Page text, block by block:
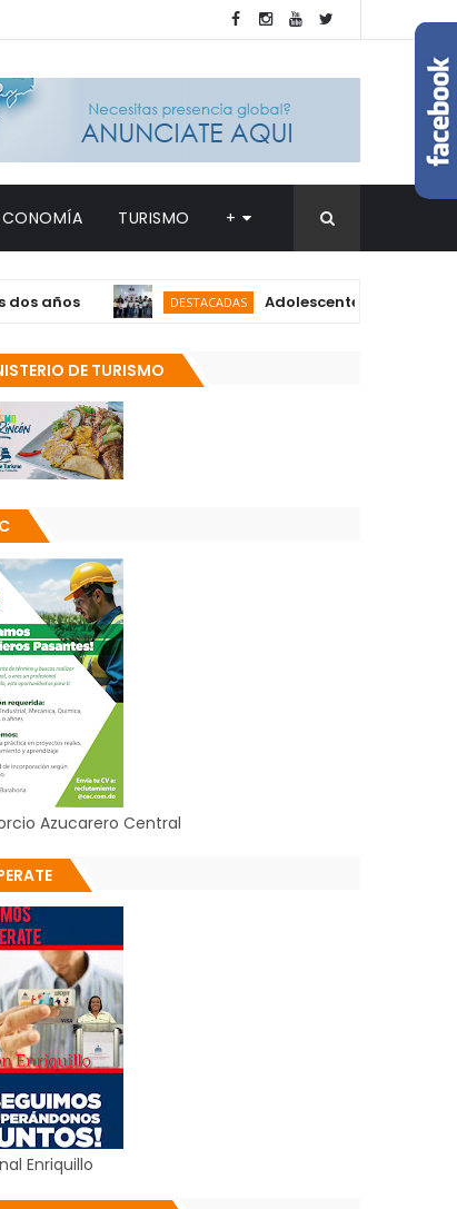
TURISMO +
DESTACADAS Adolescentes de Clubes de
DE TURISMO
Azucarero Central
Enriquillo